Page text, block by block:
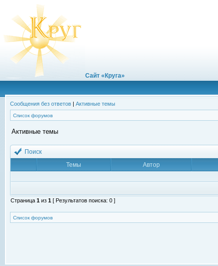
Сайт «Круга»
Сообщения без ответов | Активные темы
Список форумов
Активные темы
Поиск
Темы
Автор
Страница 1 из 1 [ Результатов поиска: 0 ]
Список форумов